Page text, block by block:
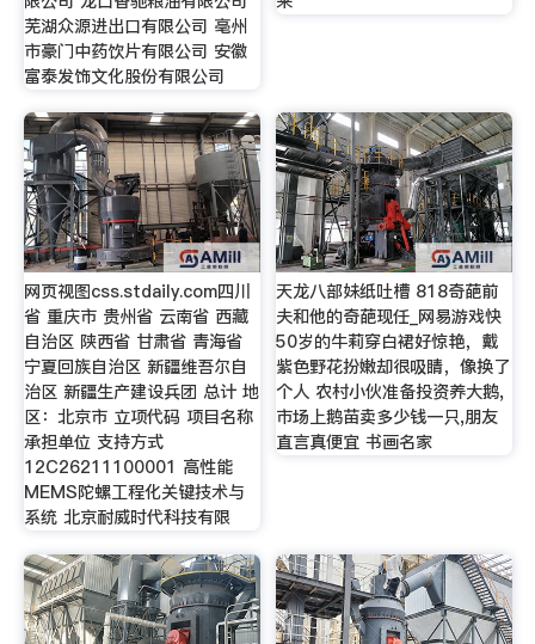
芜湖众源进出口有限公司 亳州
市豪门中药饮片有限公司 安徽
富泰发饰文化股份有限公司
网页视图css.stdaily.com四川
省 重庆市 贵州省 云南省 西藏
自治区 陕西省 甘肃省 青海省
宁夏回族自治区 新疆维吾尔自
治区 新疆生产建设兵团 总计 地
区：北京市 立项代码 项目名称
承担单位 支持方式
12C26211100001 高性能
MEMS陀螺工程化关键技术与
系统 北京耐威时代科技有限
天龙八部妹纸吐槽 818奇葩前
夫和他的奇葩现任_网易游戏快
50岁的牛莉穿白裙好惊艳，戴
紫色野花扮嫩却很吸睛，像换了
个人 农村小伙准备投资养大鹅,
市场上鹅苗卖多少钱一只,朋友
直言真便宜 书画名家